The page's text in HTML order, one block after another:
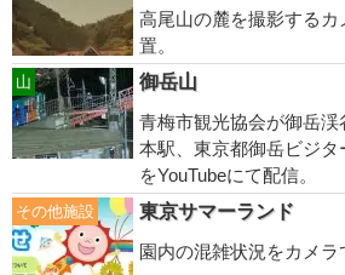
高尾山の麓を撮影する
置。
山
御岳山
青梅市観光協会が御岳
本駅、東京都御岳ビジ
をYouTubeにて配信。
その他施設
東京サマーランド
園内の混雑状況をカメラ